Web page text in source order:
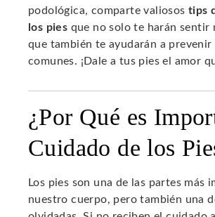
podológica, comparte valiosos tips
los pies que no solo te harán sentir
que también te ayudarán a prevenir
comunes. ¡Dale a tus pies el amor
¿Por Qué es
Cuidado de los
Los pies son una de las partes más
nuestro cuerpo, pero también una